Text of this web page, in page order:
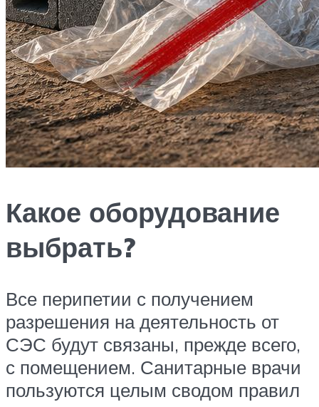
Какое оборудование
выбрать?
Все перипетии с получением
разрешения на деятельность от
СЭС будут связаны, прежде всего,
с помещением. Санитарные врачи
пользуются целым сводом правил